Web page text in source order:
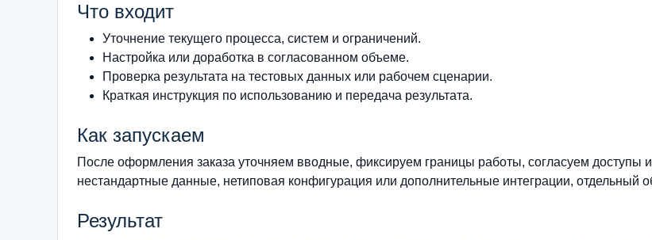
Что входит
Уточнение текущего процесса, систем и ограничений.
Настройка или доработка в согласованном объеме.
Проверка результата на тестовых данных или рабочем сценарии.
Краткая инструкция по использованию и передача результата.
Как запускаем
После оформления заказа уточняем вводные, фиксируем границы работы, согласуем доступы
нестандартные данные, нетиповая конфигурация или дополнительные интеграции, отдельный
Результат